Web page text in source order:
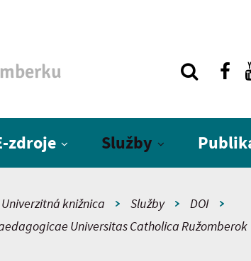
zdroje Služby
Univerzitná knižnica Služby
DOI
Universitas Catholica Ružomberok